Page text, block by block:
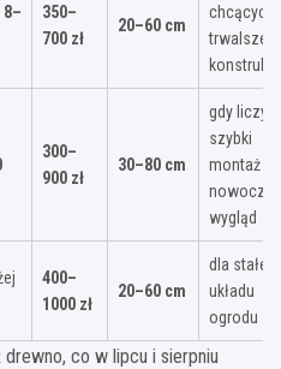
8–
350–
700 zł
20–60 cm
chcących
trwalszej
300–
900 zł
30–80 cm
gdy liczy
szybki
montaż i
wygląd
400–
1000 zł
20–60 cm
dla
układu
ogrodu
co w lipcu i sierpniu